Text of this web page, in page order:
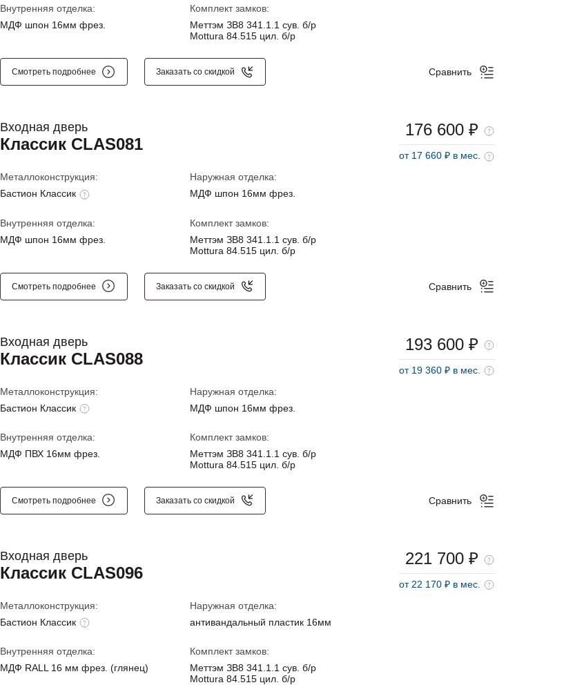
Внутренняя отделка:
МДФ шпон 16мм фрез.
Комплект замков:
Меттэм ЗВ8 341.1.1 сув. б/р
Mottura 84.515 цил. б/р
Смотреть подробнее Заказать со скидкой Сравнить
Входная дверь
Классик CLAS081
Металлоконструкция:
Бастион Классик
Наружная отделка:
МДФ шпон 16мм фрез.
Внутренняя отделка:
МДФ шпон 16мм фрез.
Комплект замков:
Меттэм ЗВ8 341.1.1 сув. б/р
Mottura 84.515 цил. б/р
176 600 ₽
от 17 660 ₽ в мес.
Смотреть подробнее Заказать со скидкой Сравнить
Входная дверь
Классик CLAS088
Металлоконструкция:
Бастион Классик
Наружная отделка:
МДФ шпон 16мм фрез.
Внутренняя отделка:
МДФ ПВХ 16мм фрез.
Комплект замков:
Меттэм ЗВ8 341.1.1 сув. б/р
Mottura 84.515 цил. б/р
193 600 ₽
от 19 360 ₽ в мес.
Смотреть подробнее Заказать со скидкой Сравнить
Входная дверь
Классик CLAS096
Металлоконструкция:
Бастион Классик
Наружная отделка:
антивандальный пластик 16мм
Внутренняя отделка:
МДФ RALL 16 мм фрез. (глянец)
Комплект замков:
Меттэм ЗВ8 341.1.1 сув. б/р
Mottura 84.515 цил. б/р
221 700 ₽
от 22 170 ₽ в мес.